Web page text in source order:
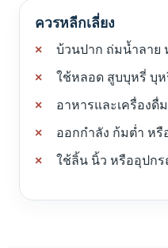
ควรหลีกเลี่ยง
บ้วนปาก ถ่มน้ำลาย
ใช้หลอด สูบบุหรี่ บุ
อาหารและเครื่องดื่
ออกกำลัง ก้มต่ำ ห
ใช้ลิ้น นิ้ว หรืออุปก